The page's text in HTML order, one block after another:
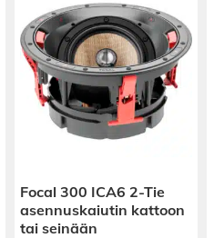
Focal 300 ICA6 2-Tie
asennuskaiutin kattoon
tai seinään